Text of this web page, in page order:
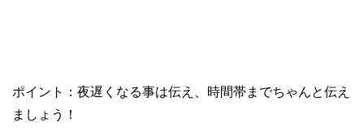
ポイント：夜遅くなる事は伝え、時間帯までちゃんと伝え
ましょう！